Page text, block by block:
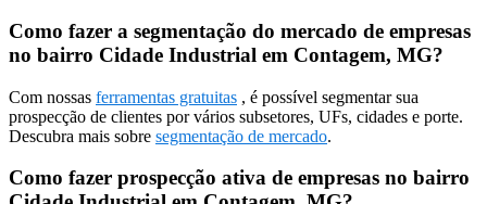
Como fazer a segmentação do mercado de empresas
no bairro Cidade Industrial em Contagem, MG?
Com nossas ferramentas gratuitas , é possível segmentar sua
prospecção de clientes por vários subsetores, UFs, cidades e porte.
Descubra mais sobre segmentação de mercado.
Como fazer prospecção ativa de empresas no bairro